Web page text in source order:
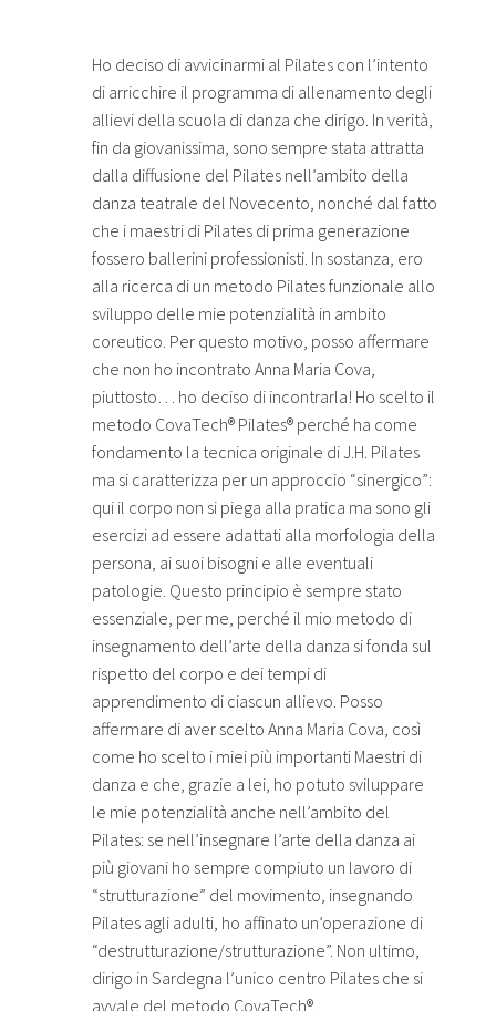
Ho deciso di avvicinarmi al Pilates con l’intento
di arricchire il programma di allenamento degli
allievi della scuola di danza che dirigo. In verità,
fin da giovanissima, sono sempre stata attratta
dalla diffusione del Pilates nell’ambito della
danza teatrale del Novecento, nonché dal fatto
che i maestri di Pilates di prima generazione
fossero ballerini professionisti. In sostanza, ero
alla ricerca di un metodo Pilates funzionale allo
sviluppo delle mie potenzialità in ambito
coreutico. Per questo motivo, posso affermare
che non ho incontrato Anna Maria Cova,
piuttosto… ho deciso di incontrarla! Ho scelto il
metodo CovaTech® Pilates® perché ha come
fondamento la tecnica originale di J.H. Pilates
ma si caratterizza per un approccio “sinergico”:
qui il corpo non si piega alla pratica ma sono gli
esercizi ad essere adattati alla morfologia della
persona, ai suoi bisogni e alle eventuali
patologie. Questo principio è sempre stato
essenziale, per me, perché il mio metodo di
insegnamento dell’arte della danza si fonda sul
rispetto del corpo e dei tempi di
apprendimento di ciascun allievo. Posso
affermare di aver scelto Anna Maria Cova, così
come ho scelto i miei più importanti Maestri di
danza e che, grazie a lei, ho potuto sviluppare
le mie potenzialità anche nell’ambito del
Pilates: se nell’insegnare l’arte della danza ai
più giovani ho sempre compiuto un lavoro di
“strutturazione” del movimento, insegnando
Pilates agli adulti, ho affinato un’operazione di
“destrutturazione/strutturazione”. Non ultimo,
dirigo in Sardegna l’unico centro Pilates che si
avvale del metodo CovaTech®.